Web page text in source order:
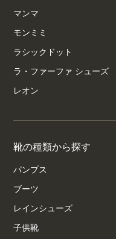
マンマ
モンミミ
ラシックドット
ラ・ファーファ シューズ
レオン
靴の種類から探す
パンプス
ブーツ
レインシューズ
子供靴